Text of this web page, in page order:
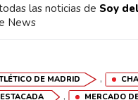
las noticias de Soy
News
DE MADRID ,
, MERCADO